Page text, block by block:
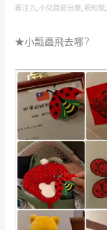
專注力, 小兒職能治療,視知覺,
★小瓢蟲飛去哪?